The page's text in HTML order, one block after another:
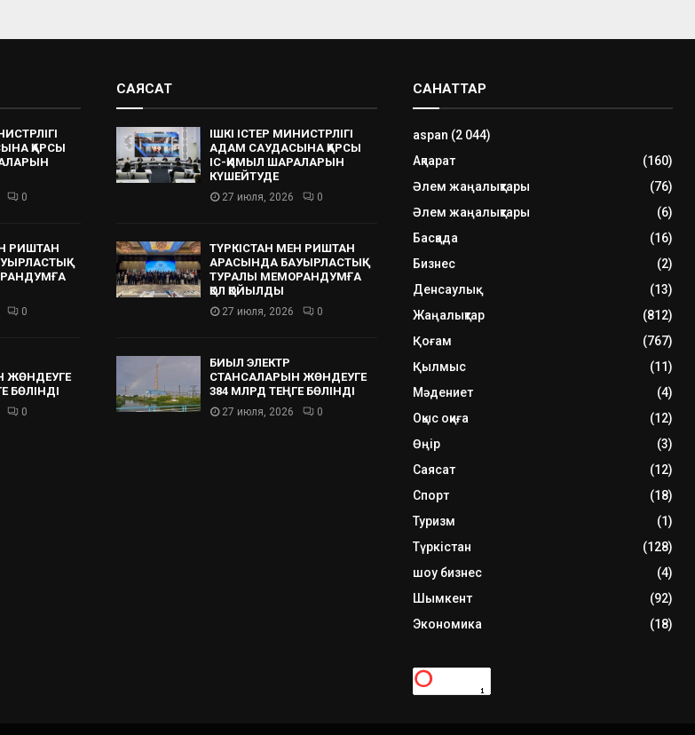
ҚАРСЫ
0
РИШТАН
0
ЖӨНДЕУГЕ
БӨЛІНДІ
0
САЯСАТ
ІШКІ ІСТЕР МИНИСТРЛІГІ
АДАМ САУДАСЫНА ҚАРСЫ
ІС-ҚИМЫЛ ШАРАЛАРЫН
КҮШЕЙТУДЕ
27 июля, 2026 0
ТҮРКІСТАН МЕН РИШТАН
АРАСЫНДА БАУЫРЛАСТЫҚ
ТУРАЛЫ МЕМОРАНДУМҒА
ҚОЛ ҚОЙЫЛДЫ
27 июля, 2026 0
БИЫЛ ЭЛЕКТР
СТАНСАЛАРЫН ЖӨНДЕУГЕ
384 МЛРД ТЕҢГЕ БӨЛІНДІ
27 июля, 2026 0
САНАТТАР
aspan (2 044)
Ақпарат
(160)
Әлем жаңалықтары
(76)
Әлем жаңалықтары
(6)
Басқада
(16)
Бизнес
(2)
Денсаулық
(13)
Жаңалықтар
(812)
Қоғам
(767)
Қылмыс
(11)
Мәдениет
(4)
Оқыс оқиға
(12)
Өңір
(3)
Саясат
(12)
Спорт
(18)
Туризм
(1)
Түркістан
(128)
шоу бизнес
(4)
Шымкент
(92)
Экономика
(18)